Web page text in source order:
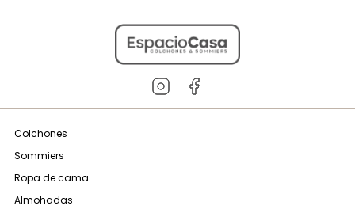
Colchones
Sommiers
Ropa de cama
Almohadas